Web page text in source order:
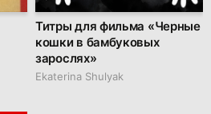
Титры для фильма «Черные
кошки в бамбуковых
зарослях»
Ekaterina Shulyak